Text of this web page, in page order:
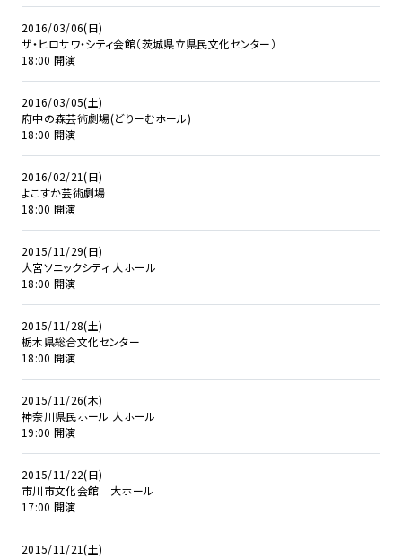
2016/03/06(日)
ザ・ヒロサワ・シティ会館（茨城県立県民文化センター）
18:00 開演
2016/03/05(土)
府中の森芸術劇場(どりーむホール)
18:00 開演
2016/02/21(日)
よこすか芸術劇場
18:00 開演
2015/11/29(日)
大宮ソニックシティ 大ホール
18:00 開演
2015/11/28(土)
栃木県総合文化センター
18:00 開演
2015/11/26(木)
神奈川県民ホール 大ホール
19:00 開演
2015/11/22(日)
市川市文化会館 大ホール
17:00 開演
2015/11/21(土)